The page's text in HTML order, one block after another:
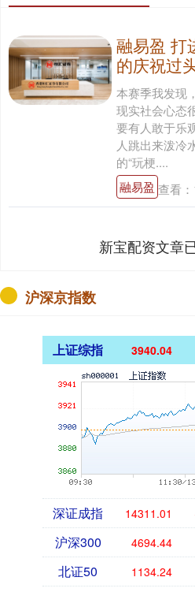
融易盈 打
的庆祝过
本赛季我发现
现实社会心态
要有人敢于乐
人跳出来泼冷
的“玩梗....
融易盈 查看：
新宝配资文章
沪深京指数
上证综指 3940.04
深证成指 14311.01
沪深300 4694.44
北证50 1134.24